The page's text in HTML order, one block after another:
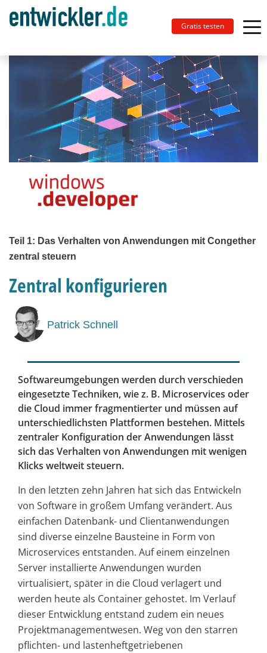
Gratis testen
Teil 1: Das Verhalten von Anwendungen mit Congether
zentral steuern
Zentral konfigurieren
Patrick Schnell
Softwareumgebungen werden durch verschieden
eingesetzte Techniken, wie z. B. Microservices oder
die Cloud immer fragmentierter und müssen auf
unterschiedlichsten Plattformen bestehen. Mittels
zentraler Konfiguration der Anwendungen lässt
sich das Verhalten von Anwendungen mit wenigen
Klicks weltweit steuern.
In den letzten zehn Jahren hat sich das Entwickeln
von Software in großem Umfang verändert. Aus
einfachen Datenbank- und Clientanwendungen
sind diverse einzelne Bausteine in Form von
Microservices entstanden. Auf einem einzelnen
Server installierte Anwendungen wurden
virtualisiert, später in die Cloud verlagert und
werden heute als Container gehostet. Im Verlauf
dieser Entwicklung entstand zudem ein neues
Projektmanagementwesen. Weg von den starren
pflichten- und lastenheftgetriebenen